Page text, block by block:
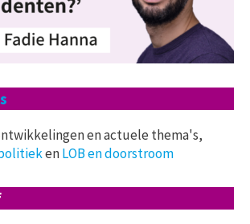
en actuele thema's,
enLOB en doorstroom